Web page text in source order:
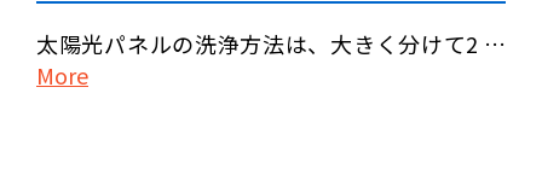
太陽光パネルの洗浄方法は、大きく分けて2 …
More